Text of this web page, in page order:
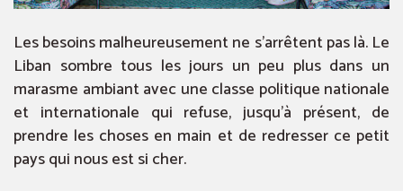
Les besoins malheureusement ne s’arrêtent pas là. Le
Liban sombre tous les jours un peu plus dans un
marasme ambiant avec une classe politique nationale
et internationale qui refuse, jusqu’à présent, de
prendre les choses en main et de redresser ce petit
pays qui nous est si cher.